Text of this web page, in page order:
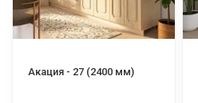
Акация - 27 (2400 мм)